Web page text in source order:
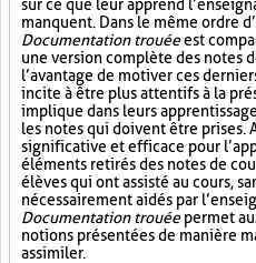
sur ce que leur apprend
manquent. Dans le même ordre
Documentation trouéeest
une version complète des notes
l’avantage de motiver ces
incite à être plus attentifs à la
implique dans leurs
les notes qui doivent être prises.
significative et efficace pour
éléments retirés des notes de
élèves qui ont assisté au cours,
nécessairement aidés par
Documentation trouéepermet
notions présentées de manière
assimiler.